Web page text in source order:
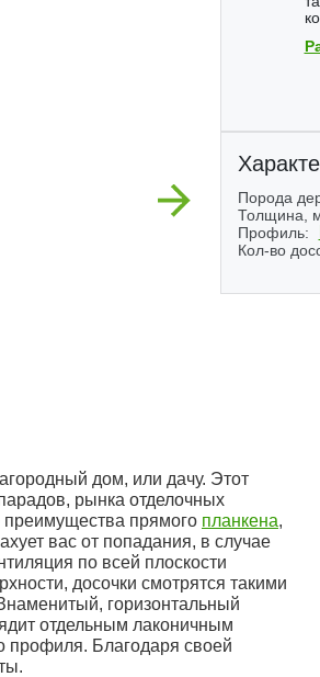
Next Порода
Толщина,
Профиль:
Кол-во
дом, или дачу. Этот
рынка отделочных
преимущества прямого планкена,
вас от попадания, в случае
по всей плоскости
досочки смотрятся такими
горизонтальный
отдельным лаконичным
профиля. Благодаря своей